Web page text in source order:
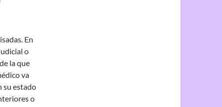
En
o
la que
va
su estado
o